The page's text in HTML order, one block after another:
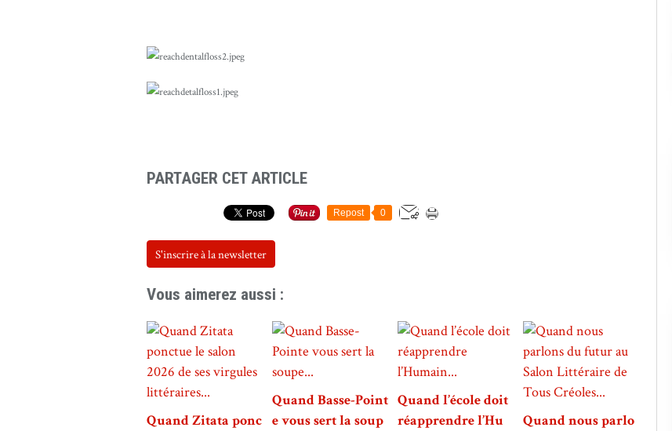
PARTAGER CET ARTICLE
Repost 0
S'inscrire à la newsletter
Vous aimerez aussi :
Quand Zitata ponc
Quand Basse-Point
e vous sert la soup
Quand l’école doit
réapprendre l’Hu
Quand nous parlo